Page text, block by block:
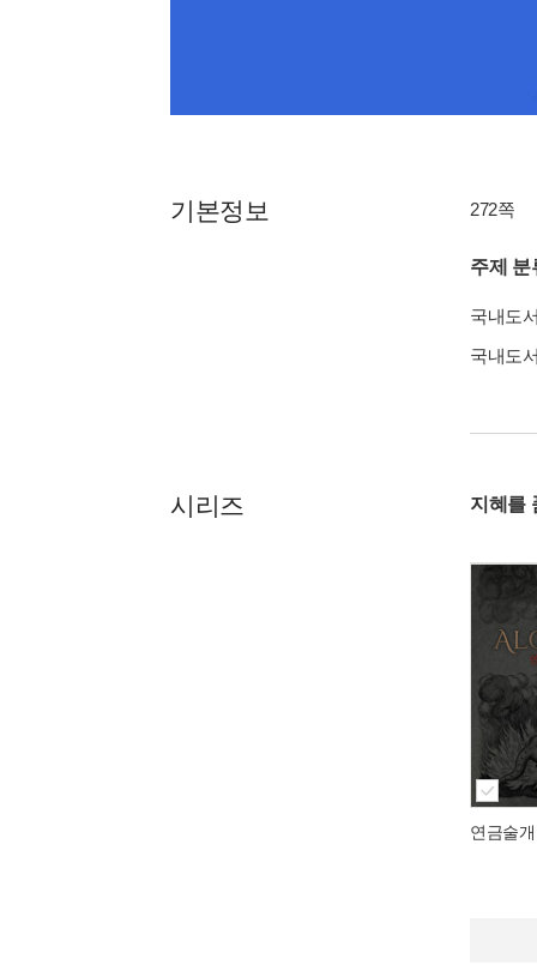
기본정보 272쪽
주제 분
국내도
국내도
시리즈 지혜를
연금술